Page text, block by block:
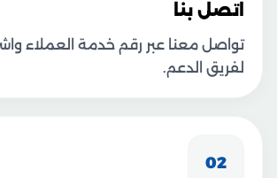
اتصل بنا
تواصل معنا عبر رقم خدمة العملاء
لفريق الدعم.
02